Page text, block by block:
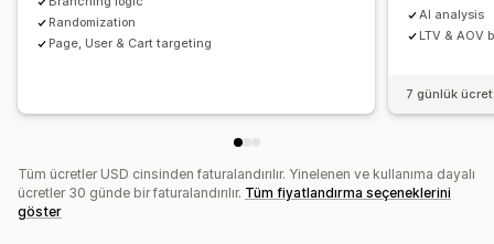
Müşteri segmentleri
Randomization
Page, User & Cart targeting
AI analysis
LTV & AOV
7 günlük
Tüm ücretler USD cinsinden faturalandırılır. Yinelenen ve kullanıma dayalı
ücretler 30 günde bir faturalandırılır. Tüm fiyatlandırma seçeneklerini
göster